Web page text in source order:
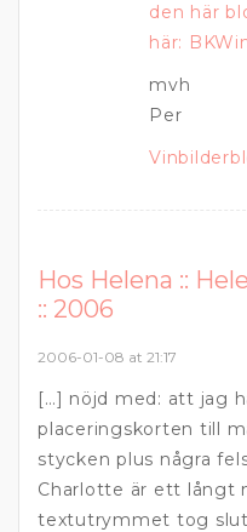
den här
här:
mvh
Per
Hos Helena ::
:: 2006
2006-01-08 at 21:17
[…] nöjd med: att jag
placeringskorten till
stycken plus några
Charlotte är ett långt
textutrymmet tog